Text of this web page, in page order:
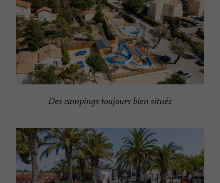
Des campings toujours bien situés